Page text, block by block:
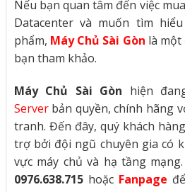
Nếu bạn quan tâm đến việc
Datacenter và muốn tìm
phẩm, Máy Chủ Sài Gòn là một
bạn tham khảo.
Máy Chủ Sài Gòn hiện
Serverbản quyền, chính hãng
tranh. Đến đây, quý khách
trợ bởi đội ngũ chuyên gia có
vực máy chủ và hạ tầng
0976.638.715hoặc Fanpage